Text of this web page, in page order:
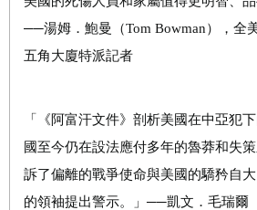
──湯姆．鮑曼（Tom Bowman），全
五角大廈特派記者
「《阿富汗文件》剖析美國在中亞犯
國至今仍在設法應付多年的魯莽和失
訴了偏離的戰爭使命與美國的驕矜自
的領袖提出警示。」──凱文 ． 毛瑞爾